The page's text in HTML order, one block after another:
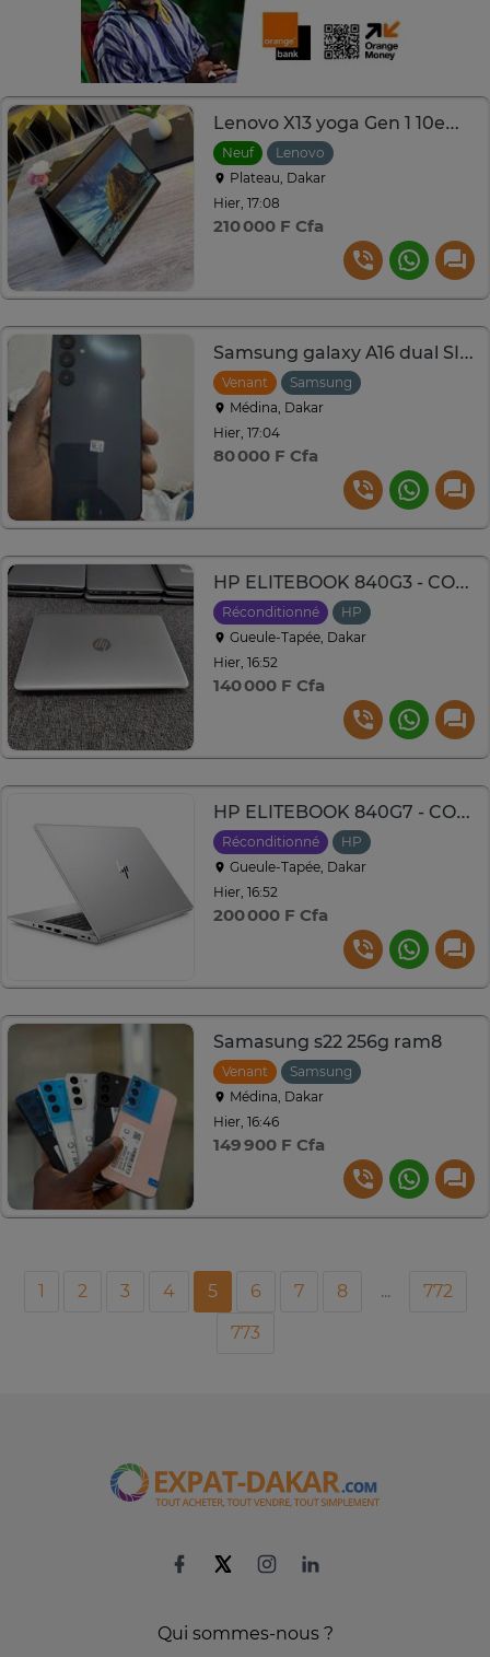
Lenovo X13 yoga Gen 1 10eme génération
Neuf
Lenovo
Plateau, Dakar
Hier, 17:08
210 000 F Cfa
Samsung galaxy A16 dual SIM 128go
Venant
Samsung
Médina, Dakar
Hier, 17:04
80 000 F Cfa
HP ELITEBOOK 840G3 - CORE i5
Réconditionné
HP
Gueule-Tapée, Dakar
Hier, 16:52
140 000 F Cfa
HP ELITEBOOK 840G7 - CORE i5 10th GEN
Réconditionné
HP
Gueule-Tapée, Dakar
Hier, 16:52
200 000 F Cfa
Samasung s22 256g ram8
Venant
Samsung
Médina, Dakar
Hier, 16:46
149 900 F Cfa
1 2 3 4 5 6 7 8 ...
772
773
Qui sommes-nous ?